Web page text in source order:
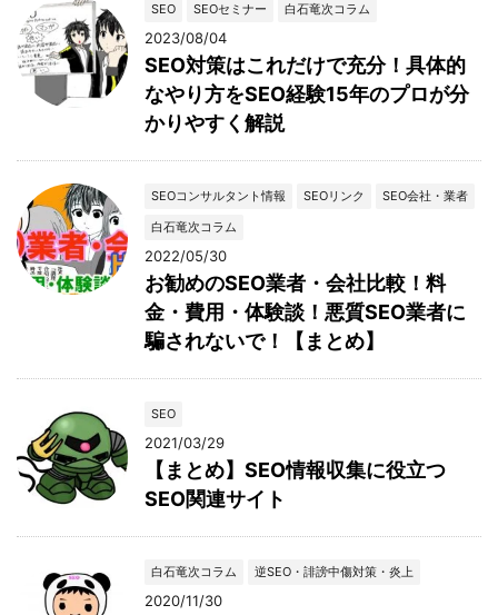
SEO SEOセミナー 白石竜次コラム
2023/08/04
SEO対策はこれだけで充分！具体的
なやり方をSEO経験15年のプロが分
かりやすく解説
SEOコンサルタント情報 SEOリンク
SEO会社・業者
白石竜次コラム
2022/05/30
お勧めのSEO業者・会社比較！料
金・費用・体験談！悪質SEO業者に
騙されないで！【まとめ】
SEO
2021/03/29
【まとめ】SEO情報収集に役立つ
SEO関連サイト
白石竜次コラム 逆SEO・誹謗中傷対策・炎上
2020/11/30